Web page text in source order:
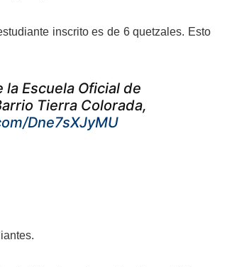
inscrito es de 6 quetzales. Esto
Escuela Oficial de
Tierra Colorada,
Dne7sXJyMU